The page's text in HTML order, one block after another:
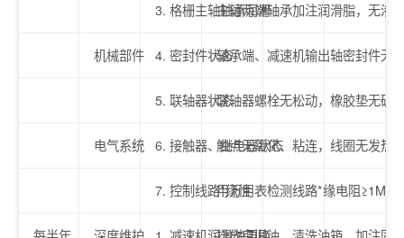
3. 格栅主轴轴承润滑主轴两端轴承加注润滑脂，无渗
机械部件 4. 密封件状态轴承端、减速机输出轴密封件无
5. 联轴器状态联轴器螺栓无松动，橡胶垫无破
电气系统 6. 接触器、继电器状态
触点无氧化、粘连，线圈无发热
7. 控制线路*缘性用万用表检测线路*缘电阻≥1MΩ